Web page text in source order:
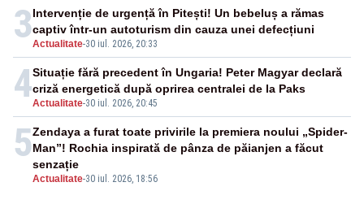
3Actualitate-30 iul. 2026, 20:33
Intervenție de urgență în Pitești! Un bebeluș a rămas
captiv într-un autoturism din cauza unei defecțiuni
4Actualitate-30 iul. 2026, 20:45
Situație fără precedent în Ungaria! Peter Magyar declară
criză energetică după oprirea centralei de la Paks
5
Actualitate-30 iul. 2026, 18:56
Zendaya a furat toate privirile la premiera noului „Spider-
Man”! Rochia inspirată de pânza de păianjen a făcut
senzație